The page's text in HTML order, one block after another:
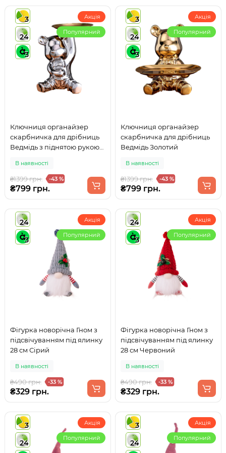
3
24
3
Акція
Популярний
Ключниця органайзер
скарбничка для дрібниць
Ведмідь з піднятою рукою
В наявності
₴1399 грн. -43 %
₴799 грн.
3
24
3
Акція
Популярний
Ключниця органайзер
скарбничка для дрібниць
Ведмідь Золотий
В наявності
₴1399 грн. -43 %
₴799 грн.
24
3
Акція
Популярний
Фігурка новорічна Гном з
підсвічуванням під ялинку
28 см Сірий
В наявності
₴490 грн. -33 %
₴329 грн.
24
3
Акція
Популярний
Фігурка новорічна Гном з
підсвічуванням під ялинку
28 см Червоний
В наявності
₴490 грн. -33 %
₴329 грн.
3
24
Акція
Популярний
3
24
Акція
Популярний